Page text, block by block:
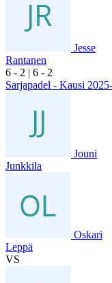
Jesse
Rantanen
6 - 2 | 6 - 2
Sarjapadel - Kausi
Jouni
Junkkila
Oskari
Leppä
VS